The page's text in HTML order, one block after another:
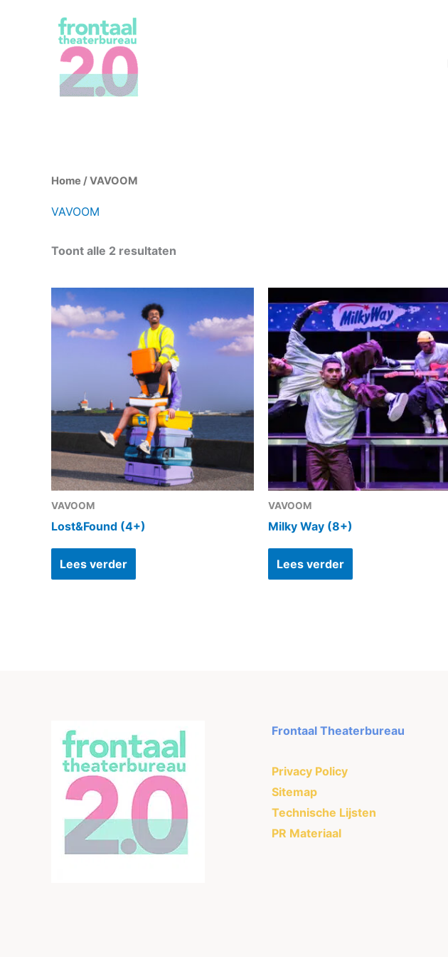
Home / VAVOOM
VAVOOM
Toont alle 2 resultaten
VAVOOM
Lost&Found (4+)
Lees verder
VAVOOM
Milky Way (8+)
Lees verder
Frontaal Theaterbureau
Privacy Policy
Sitemap
Technische Lijsten
PR Materiaal